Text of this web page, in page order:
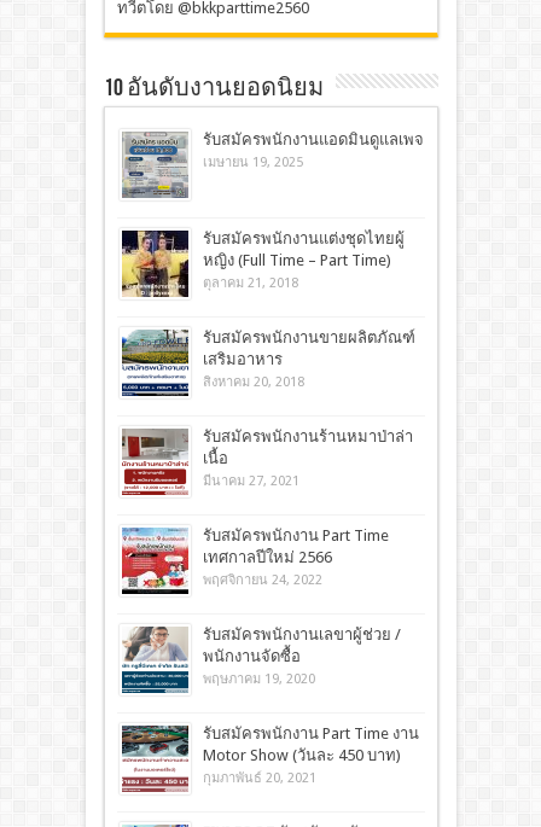
ทวีตโดย @bkkparttime2560
10 อันดับงานยอดนิยม
รับสมัครพนักงานแอดมินดูแลเพจ
เมษายน 19, 2025
รับสมัครพนักงานแต่งชุดไทยผู้
หญิง (Full Time – Part Time)
ตุลาคม 21, 2018
รับสมัครพนักงานขายผลิตภัณฑ์
เสริมอาหาร
สิงหาคม 20, 2018
รับสมัครพนักงานร้านหมาป่าล่า
เนื้อ
มีนาคม 27, 2021
รับสมัครพนักงาน Part Time
เทศกาลปีใหม่ 2566
พฤศจิกายน 24, 2022
รับสมัครพนักงานเลขาผู้ช่วย /
พนักงานจัดซื้อ
พฤษภาคม 19, 2020
รับสมัครพนักงาน Part Time งาน
Motor Show (วันละ 450 บาท)
กุมภาพันธ์ 20, 2021